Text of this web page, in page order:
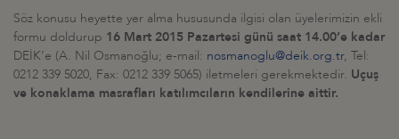
Söz konusu heyette yer alma hususunda ilgisi olan üyelerimizin ekli
formu doldurup 16 Mart 2015 Pazartesi günü saat 14.00’e kadar
DEİK’e (A. Nil Osmanoğlu; e-mail: nosmanoglu@deik.org.tr, Tel:
0212 339 5020, Fax: 0212 339 5065) iletmeleri gerekmektedir. Uçuş
ve konaklama masrafları katılımcıların kendilerine aittir.